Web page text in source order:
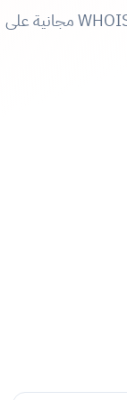
احجز اسم دومين .me بأفضل سعر مع إدارة DNS كاملة ودعم فني على مدار الساعة، وحماية WHOIS مجانية على